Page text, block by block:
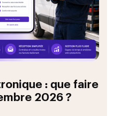
: que faire
2026 ?